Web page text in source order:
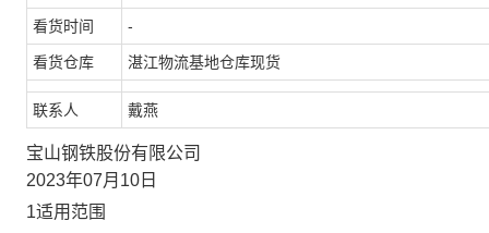
看货时间 -
看货仓库 湛江物流基地仓库现货
联系人 戴燕
宝山钢铁股份有限公司
2023年07月10日
1适用范围